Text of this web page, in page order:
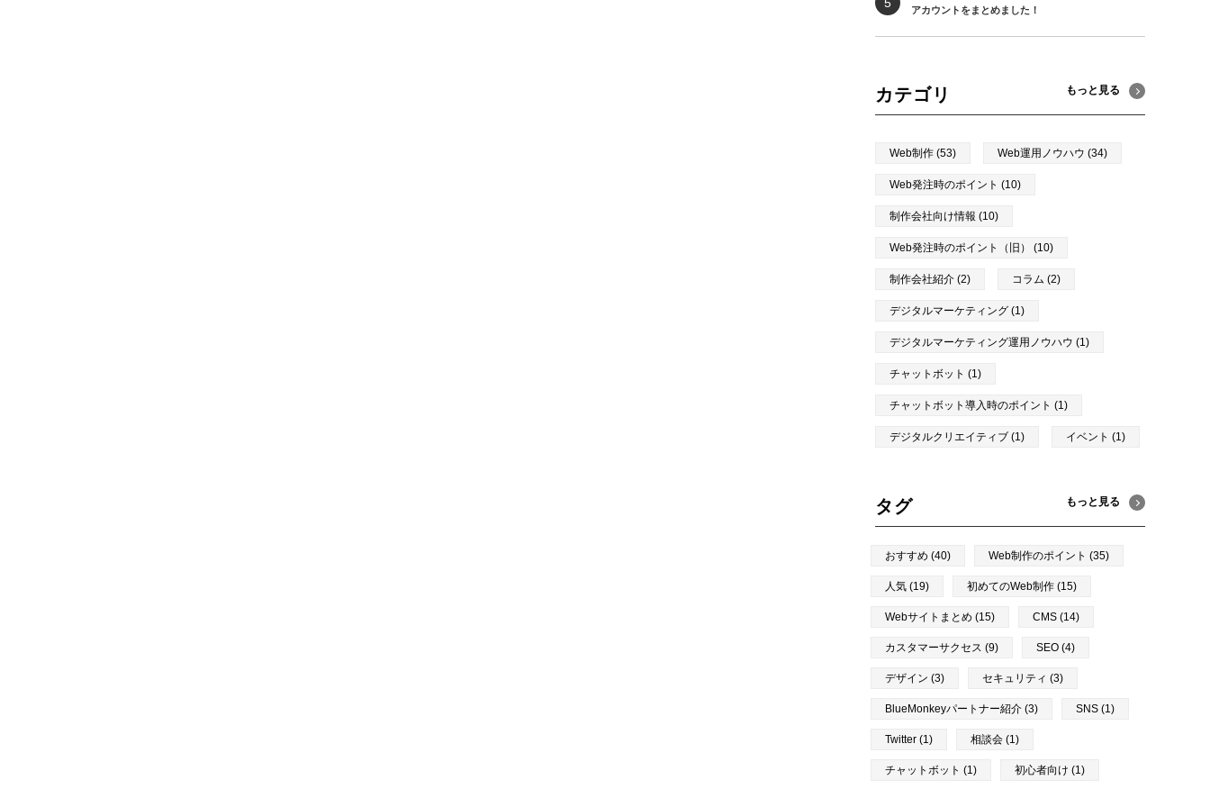
アカウントをまとめました！
カテゴリ
Web制作 (53) Web運用ノウハウ (34)
Web発注時のポイント (10)
制作会社向け情報 (10)
Web発注時のポイント（旧） (10)
制作会社紹介 (2) コラム (2)
デジタルマーケティング (1)
デジタルマーケティング運用ノウハウ (1)
チャットボット (1)
チャットボット導入時のポイント (1)
デジタルクリエイティブ (1) イベント (1)
もっと見る
タグ
おすすめ (40) Web制作のポイント (35)
人気 (19) 初めてのWeb制作 (15)
Webサイトまとめ (15) CMS (14)
カスタマーサクセス (9) SEO (4)
デザイン (3) セキュリティ (3)
BlueMonkeyパートナー紹介 (3) SNS (1)
Twitter (1) 相談会 (1)
チャットボット (1) 初心者向け (1)
もっと見る